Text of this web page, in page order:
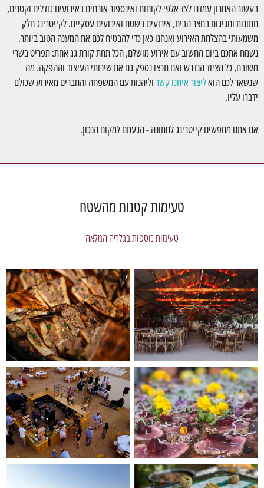
בעשור האחרון עמדנו לצד אלפי לקוחות ואינספור אורחים באירועים גודלים וקטנים,
חתונות וחגיגות בחצר הבית, אירועים בשטח ואירועים עסקיים. לקייטרינג חלק
משמעותי בהצלחת האירוע ואנחנו כאן כדי להבטיח לכם את המענה הטוב ביותר.
נשמח אתכם ביום החשוב עם אירוע מושלם, הכל תחת קורת גג אחת: תפריט בשרי
משובח, כל הציוד הנדרש ואם תרצו נספק גם את שירותי העיצוב וההפקה. מה
שנשאר לכם הואליצור איתנו קשרוליהנות עם המשפחה והחברים מאירוע שכולם
ידברו עליו.
אם אתם מחפשים קייטרינג לחתונה - הגעתם למקום הנכון.
טעימות קטנות מהשטח
טעימות נוספות בגלריה המלאה